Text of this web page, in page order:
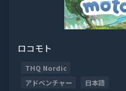
ロコモト
THQ Nordic
アドベンチャー
日本語